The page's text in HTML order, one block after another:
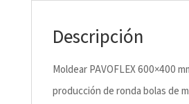
Descripción
Moldear PAVOFLEX 600×400
producción de ronda bolas de